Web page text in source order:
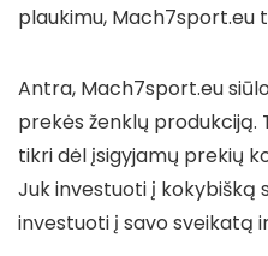
plaukimu, Mach7sport.eu
Antra, Mach7sport.eu
prekės ženklų produkciją.
tikri dėl įsigyjamų prekių
Juk investuoti į
investuoti į savo sveikatą